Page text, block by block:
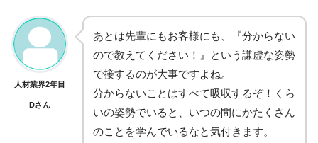
人材業界2年目
Dさん
あとは先輩にもお客様にも、『分からない
ので教えてください！』という謙虚な姿勢
で接するのが大事ですよね。
分からないことはすべて吸収するぞ！くら
いの姿勢でいると、いつの間にかたくさん
のことを学んでいるなと気付きます。